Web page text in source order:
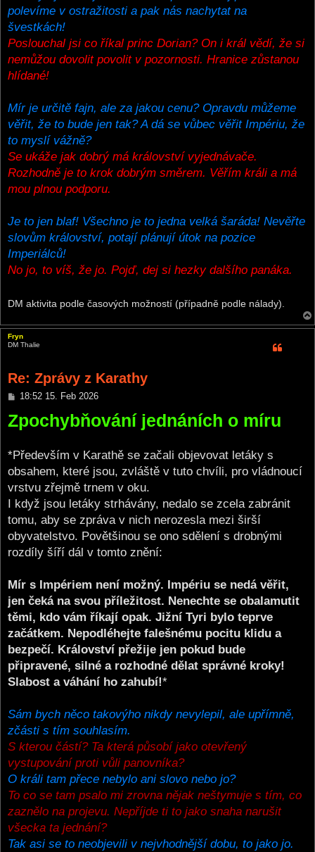
polevíme v ostražitosti a pak nás nachytat na
švestkách!
Poslouchal jsi co říkal princ Dorian? On i král vědí, že si
nemůžou dovolit povolit v pozornosti. Hranice zůstanou
hlídané!
Mír je určitě fajn, ale za jakou cenu? Opravdu můžeme
věřit, že to bude jen tak? A dá se vůbec věřit Impériu, že
to myslí vážně?
Se ukáže jak dobrý má království vyjednávače.
Rozhodně je to krok dobrým směrem. Věřím králi a má
mou plnou podporu.
Je to jen blaf! Všechno je to jedna velká šaráda! Nevěřte
slovům království, potají plánují útok na pozice
Imperiálců!
No jo, to víš, že jo. Pojď, dej si hezky dalšího panáka.
DM aktivita podle časových možností (případně podle nálady).
Fryn
DM Thalie
Re: Zprávy z Karathy
P
s
t
18:52 15. Feb 2026
Zpochybňování jednáních o míru
*Především v Karathě se začali objevovat letáky s
obsahem, které jsou, zvláště v tuto chvíli, pro vládnoucí
vrstvu zřejmě trnem v oku.
I když jsou letáky strhávány, nedalo se zcela zabránit
tomu, aby se zpráva v nich nerozesla mezi širší
obyvatelstvo. Povětšinou se ono sdělení s drobnými
rozdíly šíří dál v tomto znění:
Mír s Impériem není možný. Impériu se nedá věřit,
jen čeká na svou příležitost. Nenechte se obalamutit
těmi, kdo vám říkají opak. Jižní Tyri bylo teprve
začátkem. Nepodléhejte falešnému pocitu klidu a
bezpečí. Království přežije jen pokud bude
připravené, silné a rozhodné dělat správné kroky!
Slabost a váhání ho zahubí!*
Sám bych něco takovýho nikdy nevylepil, ale upřímně,
zčásti s tím souhlasím.
S kterou částí? Ta která působí jako otevřený
vystupování proti vůli panovníka?
O králi tam přece nebylo ani slovo nebo jo?
To co se tam psalo mi zrovna nějak neštymuje s tím, co
zaznělo na projevu. Nepříjde ti to jako snaha narušit
všecka ta jednání?
Tak asi se to neobjevili v nejvhodnější dobu, to jako jo.